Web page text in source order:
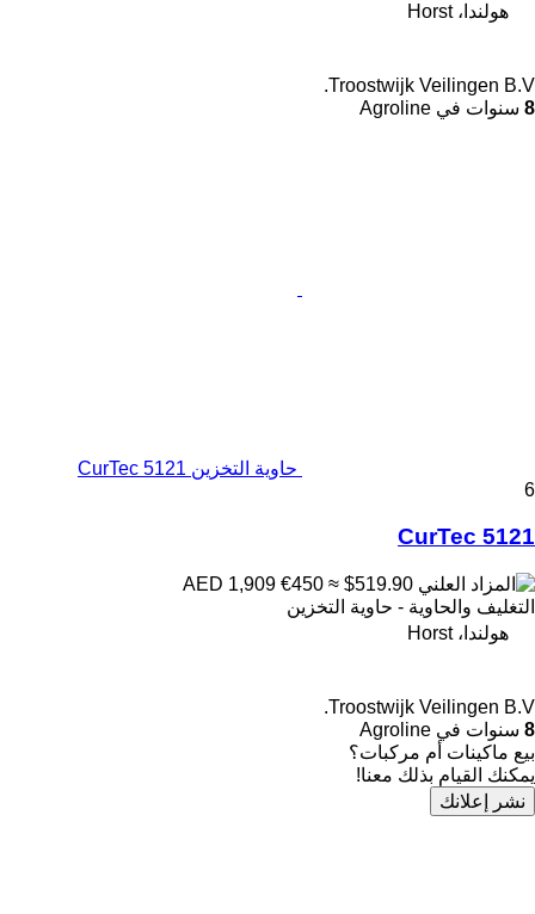
هولندا، Horst
Troostwijk Veilingen B.V.
8 سنوات في Agroline
حاوية التخزين CurTec 5121
6
CurTec 5121
€450 ≈ $519.90
التغليف والحاوية - حاوية التخزين
هولندا، Horst
Troostwijk Veilingen B.V.
8 سنوات في Agroline
بيع ماكينات أم مركبات؟
يمكنك القيام بذلك معنا!
نشر إعلانك